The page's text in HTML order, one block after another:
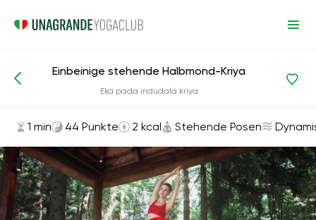
Asanas und Übungen Stehende Posen
Einbeinige stehende Halbmond-Kriya
Eka pada indudala kriya
1 min 44 Punkte 2 kcal Stehende Posen